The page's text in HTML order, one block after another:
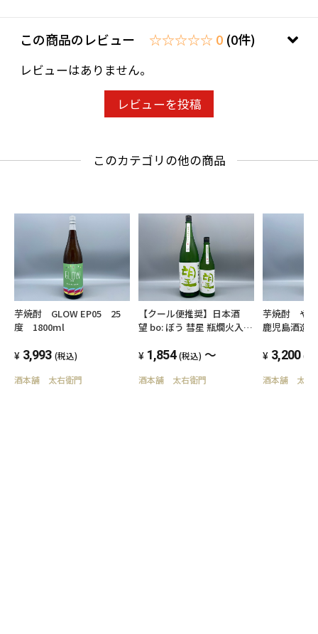
この商品のレビュー ☆☆☆☆☆ 0 (0件)
レビューはありません。
レビューを投稿
このカテゴリの他の商品
芋焼酎 GLOW EP05 25
度 1800ml
3,993 (税込)
酒本舗 太右衛門
【クール便推奨】日本酒
望 bo: ぼう 彗星 瓶燗火入
店 1800ml,720ml
1,854 (税込) ～
酒本舗 太右衛門
芋焼酎 や
鹿児島酒
3,200 (税
酒本舗 太右